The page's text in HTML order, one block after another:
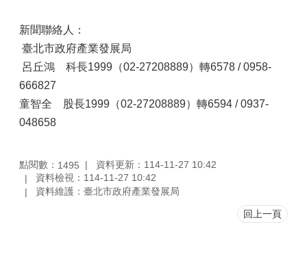
新聞聯絡人：
臺北市政府產業發展局
呂丘鴻 科長1999（02-27208889）轉6578 / 0958-
666827
童智全 股長1999（02-27208889）轉6594 / 0937-
048658
點閱數： 1495
資料更新：114-11-27 10:42
資料檢視：114-11-27 10:42
資料維護：臺北市政府產業發展局
回上一頁